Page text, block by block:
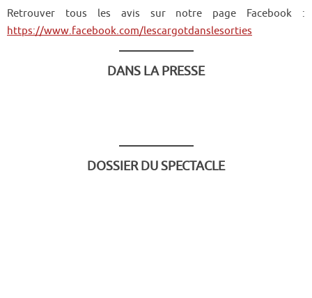
Retrouver tous les avis sur notre page Facebook :
https://www.facebook.com/lescargotdanslesorties
DANS LA PRESSE
DOSSIER DU SPECTACLE